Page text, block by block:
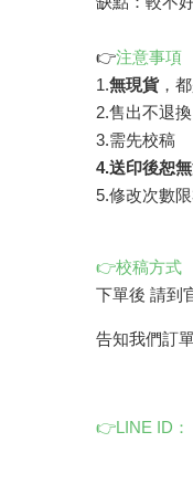
👉注意事項
1.無現貨，
2.售出不退換
3.需先校稿
4.送印後恕
5.修改次數
👉校稿方式
下單後 請到
告知我們訂
👉LINE ID：